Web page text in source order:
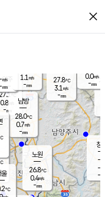
close
양주
℃
0.8
-mm
27.8℃
3.1 m/s
-mm
창
-
-m/
-
0.0m/s
-mm
노원
26.8℃
0.4m/s
-mm
남방
28.0℃
0.7m/s
-mm
-m/s
-mm
℃
1.1 m/s
-mm